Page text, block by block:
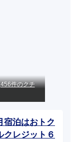
件のクチ
宿泊はおトク
クレジット６